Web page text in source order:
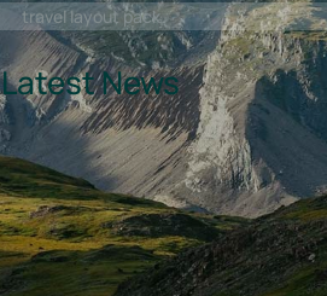
travel layout pack
Latest News